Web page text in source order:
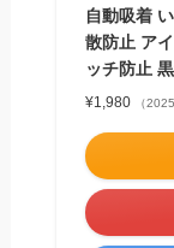
自動吸着
散防止 ア
ッチ防止
¥1,980 （